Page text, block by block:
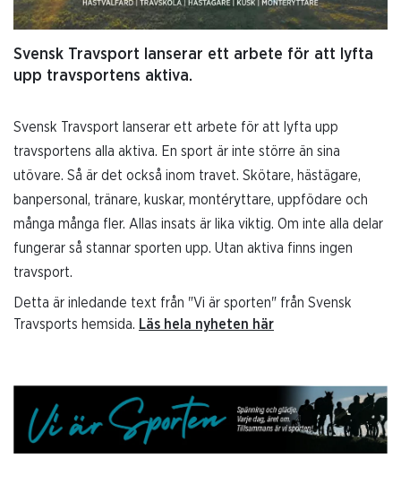
Svensk Travsport lanserar ett arbete för att lyfta
upp travsportens aktiva.
Svensk Travsport lanserar ett arbete för att lyfta upp
travsportens alla aktiva. En sport är inte större än sina
utövare. Så är det också inom travet. Skötare, hästägare,
banpersonal, tränare, kuskar, montéryttare, uppfödare och
många många fler. Allas insats är lika viktig. Om inte alla delar
fungerar så stannar sporten upp. Utan aktiva finns ingen
travsport.
Detta är inledande text från "Vi är sporten" från Svensk
Travsports hemsida. Läs hela nyheten här